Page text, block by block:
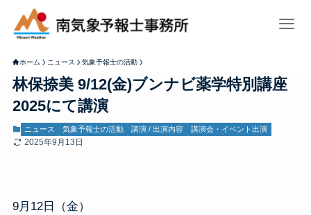
ホーム ニュース 気象予報士の活動
林保捺美 9/12(金)ブンナビ薬学特別講座
2025にて講演
ニュース 気象予報士の活動 講演 / 出演内容 講演会・イベント出演
2025年9月13日
9月12日（金）